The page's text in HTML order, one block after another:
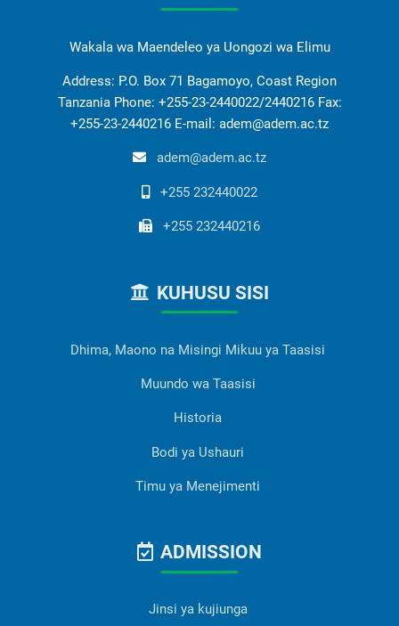
Wakala wa Maendeleo ya Uongozi wa Elimu
Address: P.O. Box 71 Bagamoyo, Coast Region
Tanzania Phone: +255-23-2440022/2440216 Fax:
+255-23-2440216 E-mail: adem@adem.ac.tz
adem@adem.ac.tz
+255 232440022
+255 232440216
KUHUSU SISI
Dhima, Maono na Misingi Mikuu ya Taasisi
Muundo wa Taasisi
Historia
Bodi ya Ushauri
Timu ya Menejimenti
ADMISSION
Jinsi ya kujiunga